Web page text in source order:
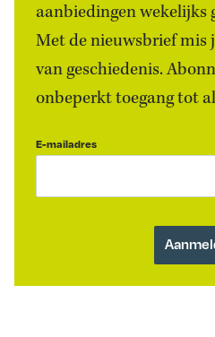
aanbiedingen wekelijks
Met de nieuwsbrief mis
van geschiedenis.
onbeperkt toegang tot
E-mailadres